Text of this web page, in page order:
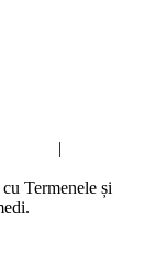
|
Termenele și